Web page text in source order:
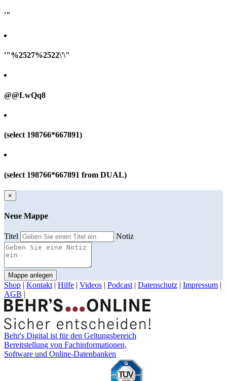
'"
'"%2527%2522\'\"
@@LwQq8
(select 198766*667891)
(select 198766*667891 from DUAL)
×
Neue Mappe
Titel Notiz
Mappe anlegen
Shop | Kontakt | Hilfe | Videos | Podcast | Datenschutz | Impressum |
AGB |
Behr's Digital ist für den Geltungsbereich
Bereitstellung von Fachinformationen,
Software und Online-Datenbanken